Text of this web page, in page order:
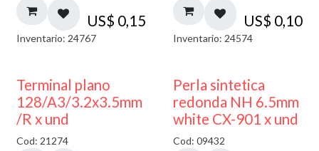
US$ 0,15
Inventario: 24767
US$ 0,10
Inventario: 24574
Terminal plano
128/A3/3.2x3.5mm
/R x und
Cod: 21274
Perla sintetica
redonda NH 6.5mm
white CX-901 x und
Cod: 09432